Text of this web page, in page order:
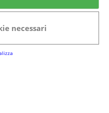
Alimenti e bevande
Animali
necessari